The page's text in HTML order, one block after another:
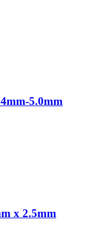
5.0mm
x 2.5mm